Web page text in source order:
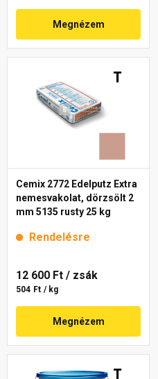
Megnézem
Cemix 2772 Edelputz Extra
nemesvakolat, dörzsölt 2
mm 5135 rusty 25 kg
Rendelésre
12 600 Ft / zsák
504 Ft / kg
Megnézem